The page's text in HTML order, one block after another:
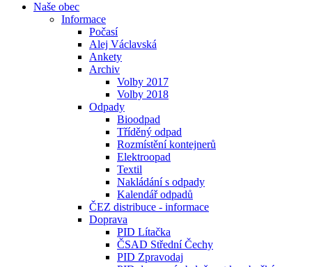
Naše obec
Informace
Počasí
Alej Václavská
Ankety
Archiv
Volby 2017
Volby 2018
Odpady
Bioodpad
Tříděný odpad
Rozmístění kontejnerů
Elektroopad
Textil
Nakládání s odpady
Kalendář odpadů
ČEZ distribuce - informace
Doprava
PID Lítačka
ČSAD Střední Čechy
PID Zpravodaj